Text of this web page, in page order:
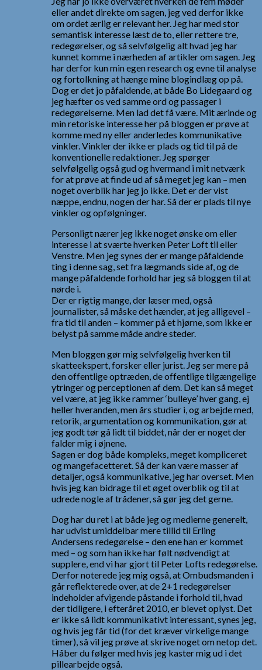
eller andet direkte om sagen, jeg ved derfor ikke
om ordet ærlig er relevant her. Jeg har med stor
semantisk interesse læst de to, eller rettere tre,
redegørelser, og så selvfølgelig alt hvad jeg har
kunnet komme i nærheden af artikler om sagen. Jeg
har derfor kun min egen research og evne til analyse
og fortolkning at hænge mine blogindlæg op på.
Dog er det jo påfaldende, at både Bo Lidegaard og
jeg hæfter os ved samme ord og passager i
redegørelserne. Men lad det få være. Mit ærinde og
min retoriske interesse her på bloggen er prøve at
komme med ny eller anderledes kommunikative
vinkler. Vinkler der ikke er plads og tid til på de
konventionelle redaktioner. Jeg spørger
selvfølgelig også gud og hvermand i mit netværk
for at prøve at finde ud af så meget jeg kan – men
noget overblik har jeg jo ikke. Det er der vist
næppe, endnu, nogen der har. Så der er plads til nye
vinkler og opfølgninger.
Personligt nærer jeg ikke noget ønske om eller
interesse i at sværte hverken Peter Loft til eller
Venstre. Men jeg synes der er mange påfaldende
ting i denne sag, set fra lægmands side af, og de
mange påfaldende forhold har jeg så bloggen til at
nørde i.
Der er rigtig mange, der læser med, også
journalister, så måske det hænder, at jeg alligevel –
fra tid til anden – kommer på et hjørne, som ikke er
belyst på samme måde andre steder.
Men bloggen gør mig selvfølgelig hverken til
skatteekspert, forsker eller jurist. Jeg ser mere på
den offentlige optræden, de offentlige tilgængelige
ytringer og perceptionen af dem. Det kan så meget
vel være, at jeg ikke rammer ‘bulleye’ hver gang, ej
heller hveranden, men års studier i, og arbejde med,
retorik, argumentation og kommunikation, gør at
jeg godt tør gå lidt til biddet, når der er noget der
falder mig i øjnene.
Sagen er dog både kompleks, meget kompliceret
og mangefacetteret. Så der kan være masser af
detaljer, også kommunikative, jeg har overset. Men
hvis jeg kan bidrage til et øget overblik og til at
udrede nogle af trådener, så gør jeg det gerne.
Dog har du ret i at både jeg og medierne generelt,
har udvist umiddelbar mere tillid til Erling
Andersens redegørelse – den ene han er kommet
med – og som han ikke har følt nødvendigt at
supplere, end vi har gjort til Peter Lofts redegørelse.
Derfor noterede jeg mig også, at Ombudsmanden i
går reflekterede over, at de 2+1 redegørelser
indeholder afvigende påstande i forhold til, hvad
der tidligere, i efteråret 2010, er blevet oplyst. Det
er ikke så lidt kommunikativt interessant, synes jeg,
og hvis jeg får tid (for det kræver virkelige mange
timer), så vil jeg prøve at skrive noget om netop det.
Håber du følger med hvis jeg kaster mig ud i det
pillearbejde også.